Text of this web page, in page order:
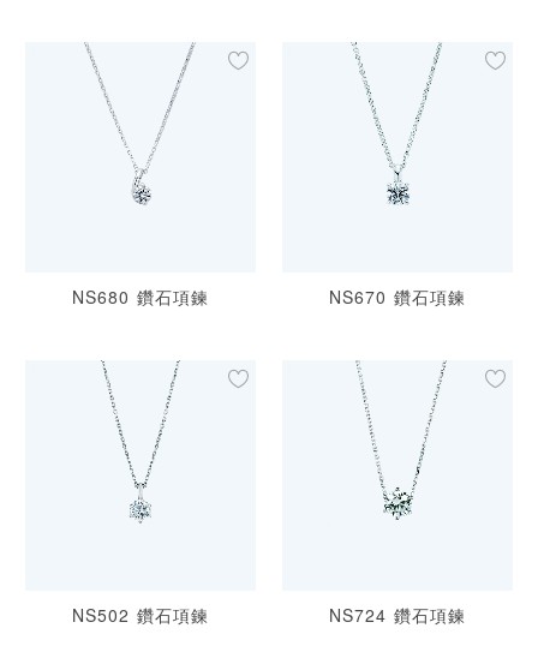
NS680 鑽石項鍊 NS670 鑽石項鍊
NS502 鑽石項鍊 NS724 鑽石項鍊